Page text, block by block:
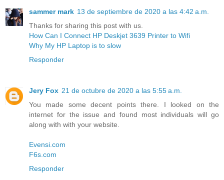
sammer mark 13 de septiembre de 2020 a las 4:42 a.m.
Thanks for sharing this post with us.
How Can I Connect HP Deskjet 3639 Printer to Wifi
Why My HP Laptop is to slow
Responder
Jery Fox 21 de octubre de 2020 a las 5:55 a.m.
You made some decent points there. I looked on the
internet for the issue and found most individuals will go
along with with your website.
Evensi.com
F6s.com
Responder